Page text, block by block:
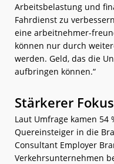
Arbeitsbelastung und
Fahrdienst zu
eine arbeitnehmer-
können nur durch
werden. Geld, das die
aufbringen können.“
Stärkerer
Laut Umfrage kamen 54
Quereinsteiger in die
Consultant Employer
Verkehrsunternehmen